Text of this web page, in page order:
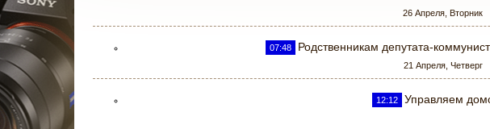
26 Апреля, Вторник
07:48 Родственникам депутата-
21 Апреля, Четверг
12:12 Управляем